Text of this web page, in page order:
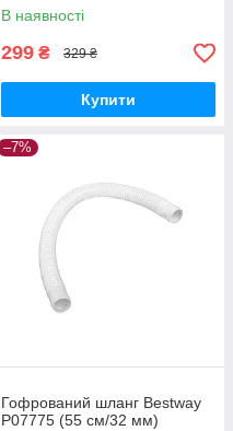
В наявності
299 ₴ 329 ₴
Купити
–7%
Гофрований шланг Bestway
P07775 (55 см/32 мм)